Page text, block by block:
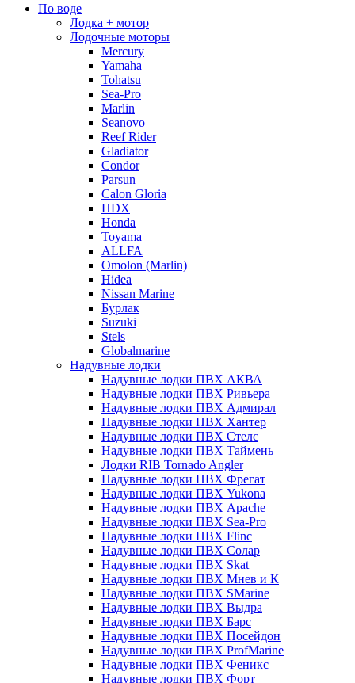
По воде
Лодка + мотор
Лодочные моторы
Mercury
Yamaha
Tohatsu
Sea-Pro
Marlin
Seanovo
Reef Rider
Gladiator
Condor
Parsun
Calon Gloria
HDX
Honda
Toyama
ALLFA
Omolon (Marlin)
Hidea
Nissan Marine
Бурлак
Suzuki
Stels
Globalmarine
Надувные лодки
Надувные лодки ПВХ АКВА
Надувные лодки ПВХ Ривьера
Надувные лодки ПВХ Адмирал
Надувные лодки ПВХ Хантер
Надувные лодки ПВХ Стелс
Надувные лодки ПВХ Таймень
Лодки RIB Tornado Angler
Надувные лодки ПВХ Фрегат
Надувные лодки ПВХ Yukona
Надувные лодки ПВХ Apache
Надувные лодки ПВХ Sea-Pro
Надувные лодки ПВХ Flinc
Надувные лодки ПВХ Солар
Надувные лодки ПВХ Skat
Надувные лодки ПВХ Мнев и К
Надувные лодки ПВХ SMarine
Надувные лодки ПВХ Выдра
Надувные лодки ПВХ Барс
Надувные лодки ПВХ Посейдон
Надувные лодки ПВХ ProfMarine
Надувные лодки ПВХ Феникс
Надувные лодки ПВХ Форт